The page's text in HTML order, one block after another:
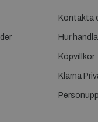
Kontakta
Hur
Köpvillkor
Klarna